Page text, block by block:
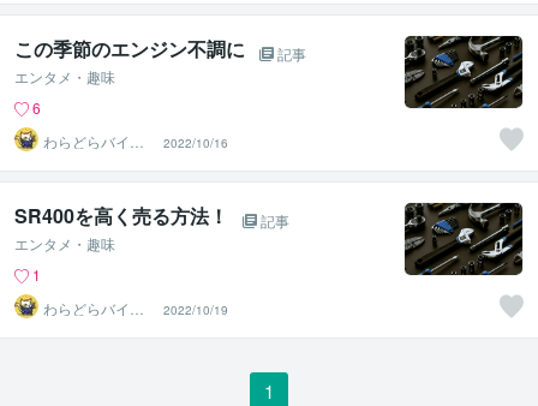
この季節のエンジン不調に
記事
エンタメ・趣味
6
わらどらバイク
屋
2022/10/16
SR400を高く売る方法！
記事
エンタメ・趣味
1
わらどらバイク
屋
2022/10/19
1